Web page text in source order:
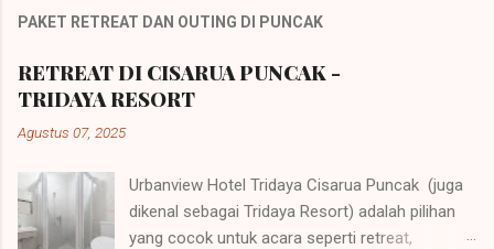
PAKET RETREAT DAN OUTING DI PUNCAK
RETREAT DI CISARUA PUNCAK -
TRIDAYA RESORT
Agustus 07, 2025
Urbanview Hotel Tridaya Cisarua Puncak (juga
dikenal sebagai Tridaya Resort) adalah pilihan
yang cocok untuk acara seperti retreat,